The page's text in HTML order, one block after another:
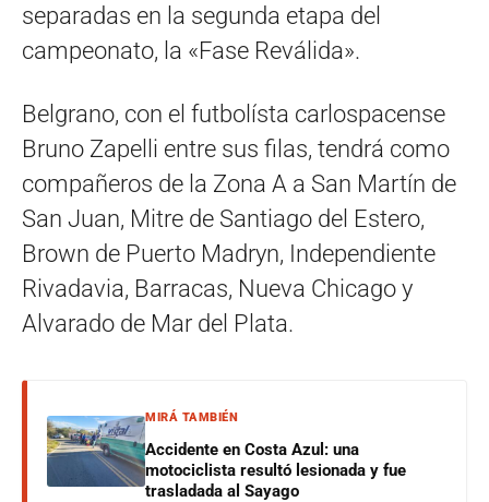
separadas en la segunda etapa del
campeonato, la «Fase Reválida».
Belgrano, con el futbolísta carlospacense
Bruno Zapelli entre sus filas, tendrá como
compañeros de la Zona A a San Martín de
San Juan, Mitre de Santiago del Estero,
Brown de Puerto Madryn, Independiente
Rivadavia, Barracas, Nueva Chicago y
Alvarado de Mar del Plata.
MIRÁ TAMBIÉN
Accidente en Costa Azul: una
motociclista resultó lesionada y fue
trasladada al Sayago